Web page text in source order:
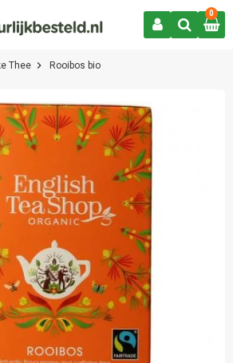
0
Thee chevron_right Rooibos bio